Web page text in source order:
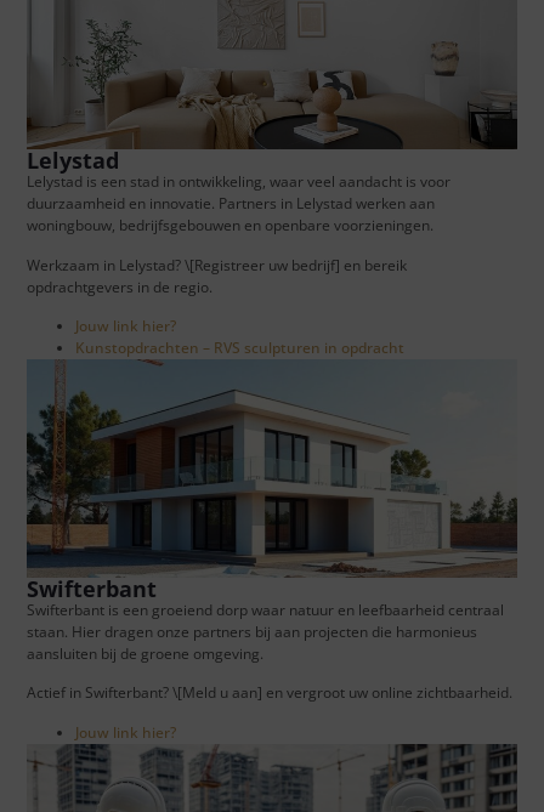
Lelystad
Lelystad is een stad in ontwikkeling, waar veel aandacht is voor
duurzaamheid en innovatie. Partners in Lelystad werken aan
woningbouw, bedrijfsgebouwen en openbare voorzieningen.
Werkzaam in Lelystad? \[Registreer uw bedrijf] en bereik
opdrachtgevers in de regio.
Jouw link hier?
Kunstopdrachten – RVS sculpturen in opdracht
Swifterbant
Swifterbant is een groeiend dorp waar natuur en leefbaarheid centraal
staan. Hier dragen onze partners bij aan projecten die harmonieus
aansluiten bij de groene omgeving.
Actief in Swifterbant? \[Meld u aan] en vergroot uw online zichtbaarheid.
Jouw link hier?